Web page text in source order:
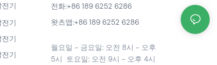
기
기
기
기
전화:+86 189 6252 6286
왓츠앱:+86 189 6252 6286
월요일 - 금요일: 오전 8시 - 오후
5시 토요일: 오전 9시 - 오후 4시